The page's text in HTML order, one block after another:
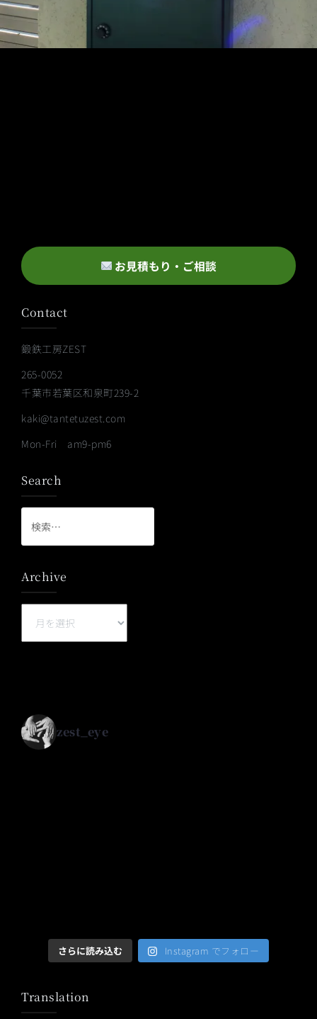
お見積もり・ご相談
Contact
鍛鉄工房ZEST
265-0052
千葉市若葉区和泉町239-2
kaki@tantetuzest.com
Mon-Fri am9-pm6
Search
索:
Archive
zest_eye
さらに読み込む Instagram でフォロー
Translation